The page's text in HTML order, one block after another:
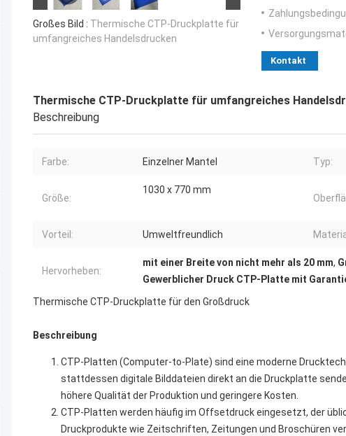
Großes Bild : Thermische CTP-Druckplatte für
umfangreiches Handelsdrucken
Kontakt
Thermische CTP-Druckplatte für umfangreiches
Beschreibung
Farbe: Einzelner Mantel Typ:
Größe:
1030 x 770 mm
Vorteil: Umweltfreundlich
Hervorheben:
mit einer Breite von nicht mehr als 20 mm,
Gewerblicher Druck CTP-Platte mit
Thermische CTP-Druckplatte für den Großdruck
Beschreibung
CTP-Platten (Computer-to-Plate) sind eine moderne
stattdessen digitale Bilddateien direkt an die Druckplatte
höhere Qualität der Produktion und geringere Kosten.
CTP-Platten werden häufig im Offsetdruck eingesetzt, der
Druckprodukte wie Zeitschriften, Zeitungen und Broschüren